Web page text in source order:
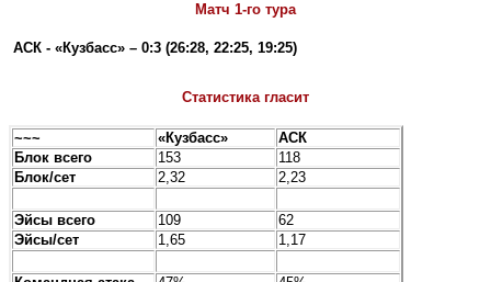
Матч 1-го тура
АСК - «Кузбасс» – 0:3 (26:28, 22:25, 19:25)
Статистика гласит
~~~ «Кузбасс»
АСК
Блок всего
153
118
Блок/сет
2,32 2,23
Эйсы всего 109
62
Эйсы/сет
1,65 1,17